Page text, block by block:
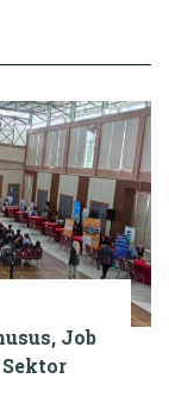
Job